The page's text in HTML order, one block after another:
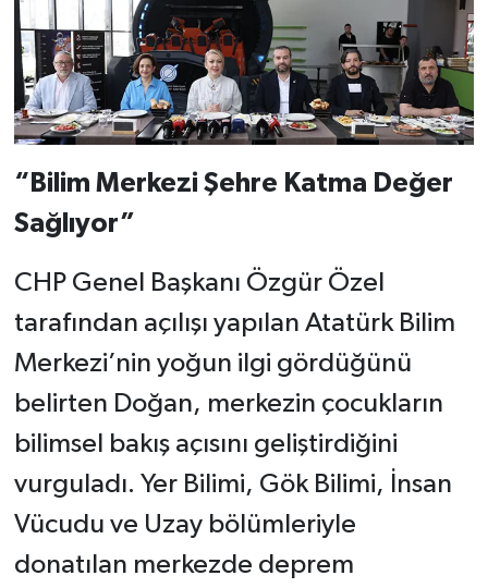
“Bilim Merkezi Şehre Katma Değer
Sağlıyor”
CHP Genel Başkanı Özgür Özel
tarafından açılışı yapılan Atatürk Bilim
Merkezi’nin yoğun ilgi gördüğünü
belirten Doğan, merkezin çocukların
bilimsel bakış açısını geliştirdiğini
vurguladı. Yer Bilimi, Gök Bilimi, İnsan
Vücudu ve Uzay bölümleriyle
donatılan merkezde deprem